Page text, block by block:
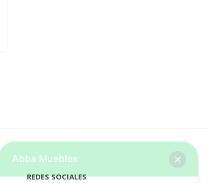
REDES SOCIALES
Abba Muebles